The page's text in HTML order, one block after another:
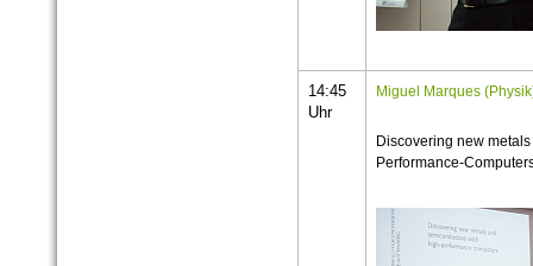
14:45
Uhr
Miguel Marques
Discovering new
Performance-